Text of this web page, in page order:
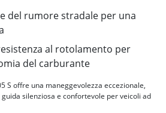
del rumore stradale per una
al rotolamento per
del carburante
S offre una maneggevolezza eccezionale,
silenziosa e confortevole per veicoli ad